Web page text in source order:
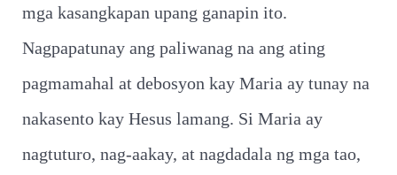
mga kasangkapan upang ganapin ito.
Nagpapatunay ang paliwanag na ang ating
pagmamahal at debosyon kay Maria ay tunay na
nakasento kay Hesus lamang. Si Maria ay
nagtuturo, nag-aakay, at nagdadala ng mga tao,